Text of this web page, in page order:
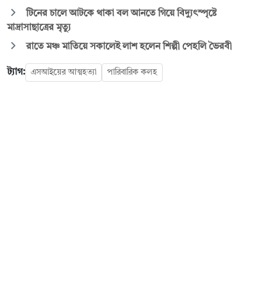
টিনের চালে আটকে থাকা বল আনতে গিয়ে বিদ্যুৎস্পৃষ্টে
মাদ্রাসাছাত্রের মৃত্যু
রাতে মঞ্চ মাতিয়ে সকালেই লাশ হলেন শিল্পী পেহলি ভৈরবী
ট্যাগ: এসআইয়ের আত্মহত্যা পারিবারিক কলহ